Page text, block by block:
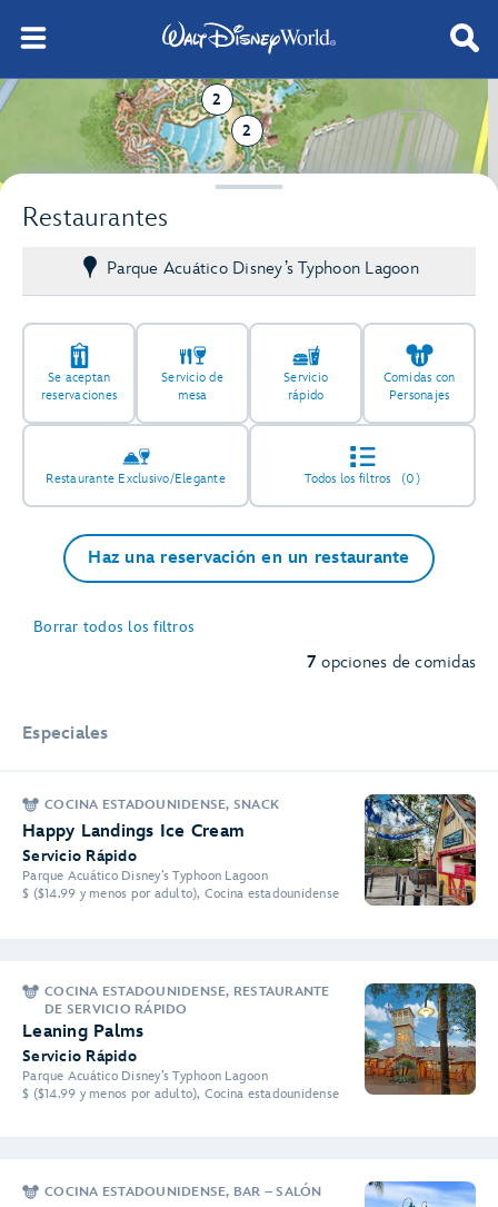
Restaurantes
Parque Acuático Disney’s Typhoon Lagoon
Se aceptan
reservaciones
Servicio de
mesa
Servicio
rápido
Comidas con
Personajes
Restaurante Exclusivo/Elegante Todos los filtros (0)
Haz una reservación en un restaurante
Borrar todos los filtros
7opciones de comidas
Especiales
COCINA ESTADOUNIDENSE, SNACK
Happy Landings Ice Cream
Servicio Rápido
Parque Acuático Disney’s Typhoon Lagoon
$ ($14.99 y menos por adulto), Cocina estadounidense
COCINA ESTADOUNIDENSE, RESTAURANTE
DE SERVICIO RÁPIDO
Leaning Palms
Servicio Rápido
Parque Acuático Disney’s Typhoon Lagoon
$ ($14.99 y menos por adulto), Cocina estadounidense
COCINA ESTADOUNIDENSE, BAR – SALÓN
2
2
2